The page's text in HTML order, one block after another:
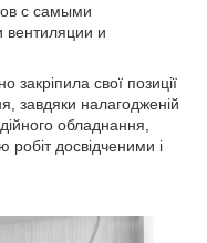
с самыми
вентиляции и
свої позиції
завдяки налагодженій
обладнання,
робіт досвідченими і